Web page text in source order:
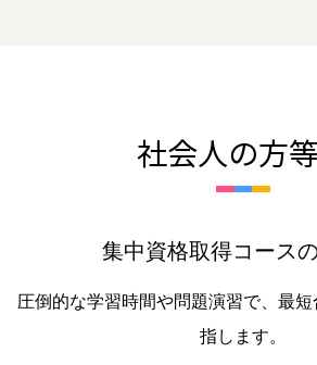
社会人の方
集中資格取得コース
圧倒的な学習時間や問題演習で、最短
指します。